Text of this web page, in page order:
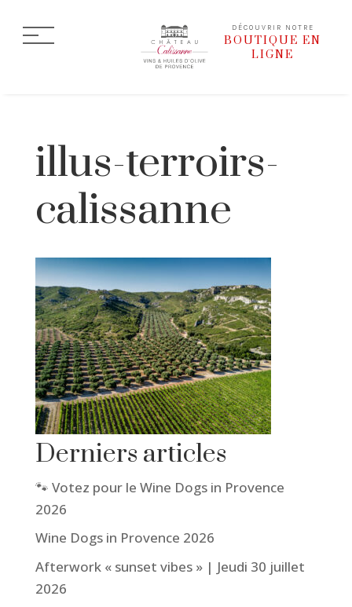
DÉCOUVRIR NOTRE
BOUTIQUE EN
LIGNE
illus-terroirs-
calissanne
Derniers articles
🐾 Votez pour le Wine Dogs in Provence
2026
Wine Dogs in Provence 2026
Afterwork « sunset vibes » | Jeudi 30 juillet
2026